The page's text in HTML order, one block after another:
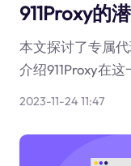
911Proxy的
本文探讨了专属
介绍911Proxy在
2023-11-24 11:47